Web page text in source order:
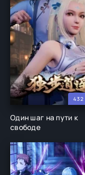
Один шаг на пути к
свободе